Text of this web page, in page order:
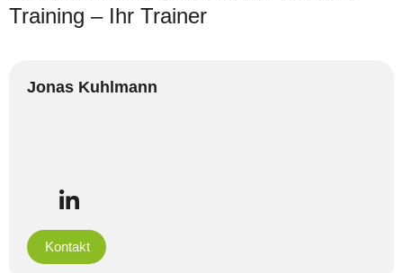
Training – Ihr Trainer
Jonas Kuhlmann
Kontakt